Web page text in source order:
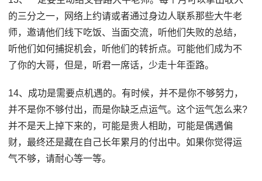
的三分之一，网络上约请或者通过身边人联系那些大牛老
师，邀请他们线下吃饭、当面交流，听他们失败的总结，
听他们如何捕捉机会，听他们的转折点。可能他们成为不
了你的大哥，但是，听君一席话，少走十年歪路。
14、成功是需要点机遇的。有时候，并不是你不够努力，
并不是你不够付出，而是你缺乏点运气。这个运气怎么来?
并不是天上掉下来的，可能是贵人相助，可能是偶遇偏
财，最终还是藏在自己长年累月的付出中。如果你觉得运
气不够，请耐心等一等。